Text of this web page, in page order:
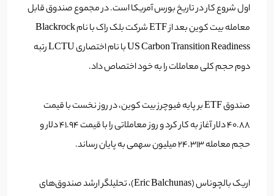
اول شروع کار در تاریخ بورس آمریکا است. در مجموع صندوق قابل
معامله بیت کوین بعد از ETF شرکت بلک راک با نام Blackrock
US Carbon Transition Readiness با نام اختصاری LCTU رتبه
دوم حجم کلی معاملات را به خود اختصاص داد.
صندوق ETF بر پایه فیوچرز بیت کوین، در روز نخست با قیمت
40.88 دلار آغاز به کار کرد و روز معاملاتی را با قیمت 41.94 دلار و
حجم معامله 24.313 میلیون سهمی به پایان رساند.
اریک بالچوناس (Eric Balchunas)، تحلیلگر ارشد صندوق‌های